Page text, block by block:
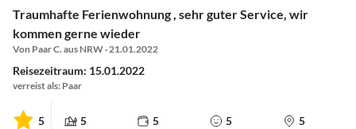
Traumhafte Ferienwohnung , sehr guter Service, wir
kommen gerne wieder
Von Paar C. aus NRW · 21.01.2022
Reisezeitraum: 15.01.2022
verreist als: Paar
5 5 5 5 5